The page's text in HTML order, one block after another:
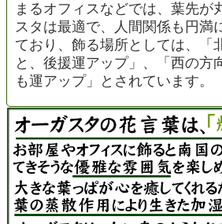
まるオフィスなどでは、葉先が
スタは最適で、人間関係も円満
ており、飾る場所としては、「
と、後援運アップ」、「西の方
も運アップ」とされています。